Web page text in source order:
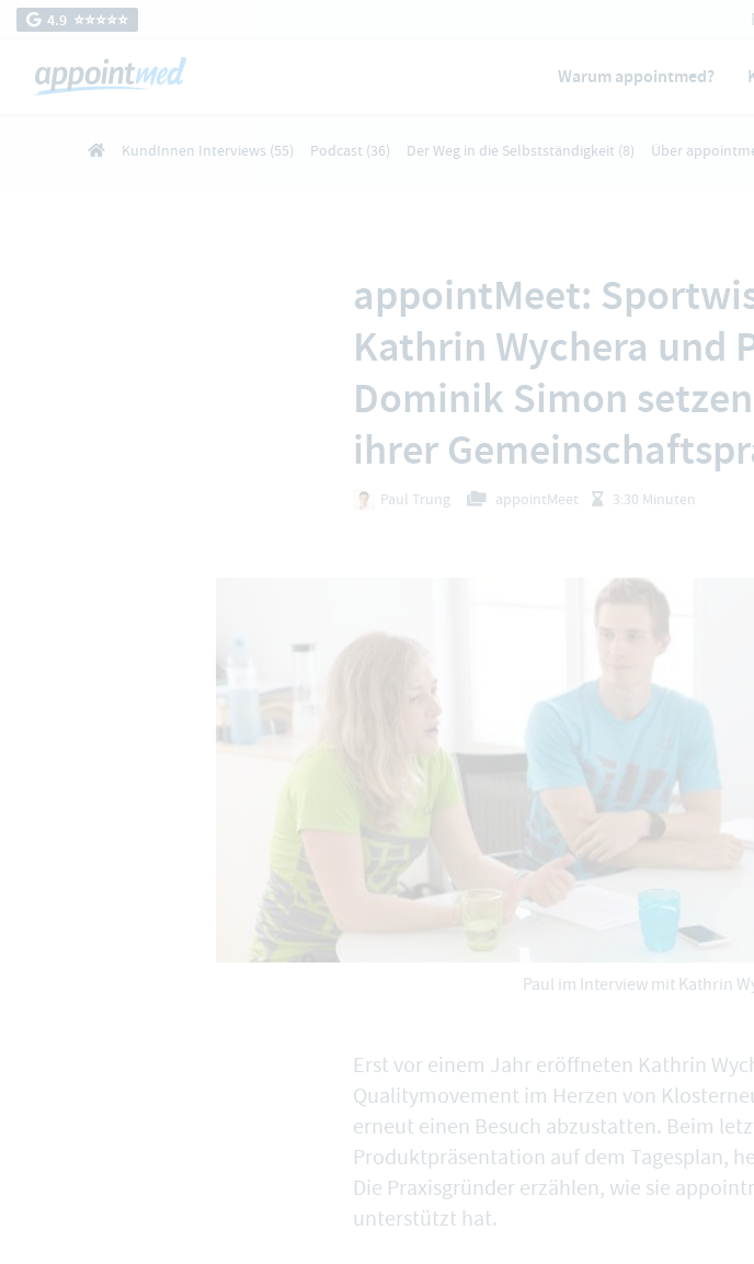
4.9 ⭐️⭐️⭐️⭐️⭐️
Warum appointmed?
KundInnen Interviews (55) Podcast (36) Der Weg in die Selbstständigkeit (8) Über
appointMeet:
Kathrin Wychera und
Dominik Simon
ihrer
Paul Trung appointMeet 3:30 Minuten
Paul im Interview mit Kathrin
Erst vor einem Jahr eröffneten Kathrin
Qualitymovement im Herzen von
erneut einen Besuch abzustatten. Beim
Produktpräsentation auf dem Tagesplan,
Die Praxisgründer erzählen, wie sie
unterstützt hat.